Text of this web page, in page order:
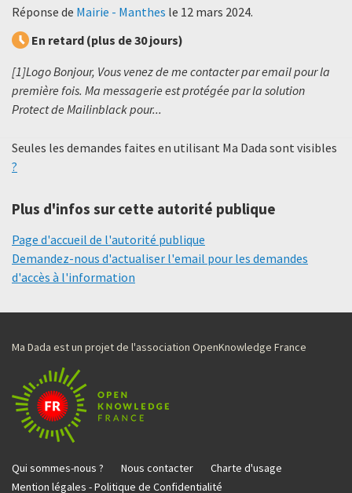
Réponse de Mairie - Manthes le 12 mars 2024.
En retard (plus de 30 jours)
[1]Logo Bonjour, Vous venez de me contacter par email pour la
première fois. Ma messagerie est protégée par la solution
Protect de Mailinblack pour...
Seules les demandes faites en utilisant Ma Dada sont visibles
?
Plus d'infos sur cette autorité publique
Page d'accueil de l'autorité publique
Demandez-nous d'actualiser l'email pour les demandes
d'accès à l'information
Ma Dada est un projet de l'association OpenKnowledge France
Qui sommes-nous ? Nous contacter
Charte d'usage
Mention légales - Politique de Confidentialité